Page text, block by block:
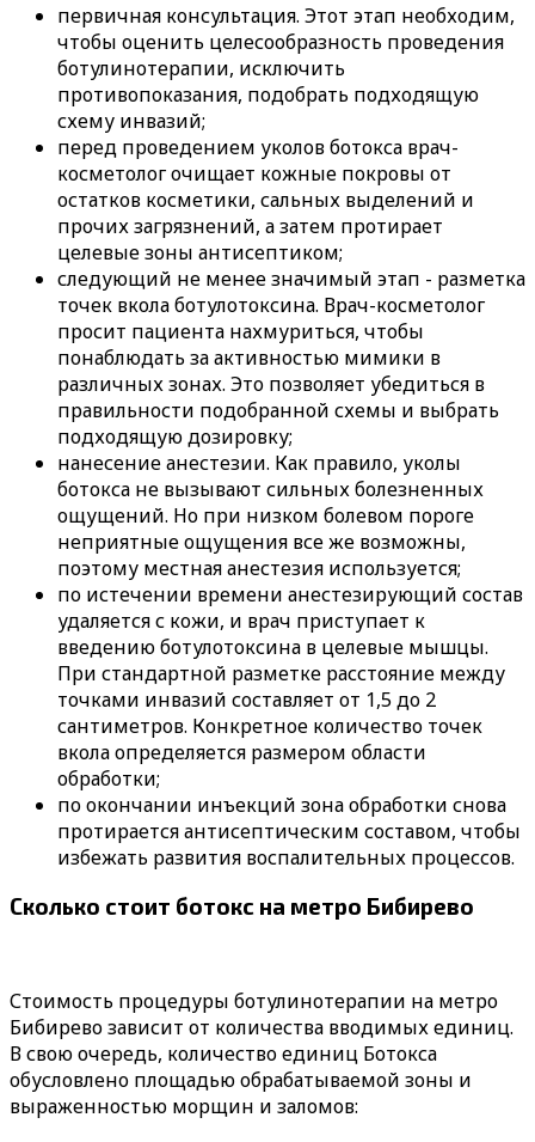
первичная консультация. Этот этап необходим,
чтобы оценить целесообразность проведения
ботулинотерапии, исключить
противопоказания, подобрать подходящую
схему инвазий;
перед проведением уколов ботокса врач-
косметолог очищает кожные покровы от
остатков косметики, сальных выделений и
прочих загрязнений, а затем протирает
целевые зоны антисептиком;
следующий не менее значимый этап - разметка
точек вкола ботулотоксина. Врач-косметолог
просит пациента нахмуриться, чтобы
понаблюдать за активностью мимики в
различных зонах. Это позволяет убедиться в
правильности подобранной схемы и выбрать
подходящую дозировку;
нанесение анестезии. Как правило, уколы
ботокса не вызывают сильных болезненных
ощущений. Но при низком болевом пороге
неприятные ощущения все же возможны,
поэтому местная анестезия используется;
по истечении времени анестезирующий состав
удаляется с кожи, и врач приступает к
введению ботулотоксина в целевые мышцы.
При стандартной разметке расстояние между
точками инвазий составляет от 1,5 до 2
сантиметров. Конкретное количество точек
вкола определяется размером области
обработки;
по окончании инъекций зона обработки снова
протирается антисептическим составом, чтобы
избежать развития воспалительных процессов.
Сколько стоит ботокс на метро Бибирево
Стоимость процедуры ботулинотерапии на метро
Бибирево зависит от количества вводимых единиц.
В свою очередь, количество единиц Ботокса
обусловлено площадью обрабатываемой зоны и
выраженностью морщин и заломов: